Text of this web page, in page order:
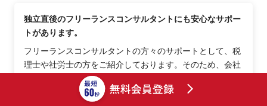
独立直後のフリーランスコンサルタントにも安心なサポー
トがあります。
フリーランスコンサルタントの方々のサポートとして、税
理士や社労士の方をご紹介しております。そのため、会社
員からフリーランスコンサルタントになった直後でも安心
できるポイントが多数あります。その他、士業の方へ相談